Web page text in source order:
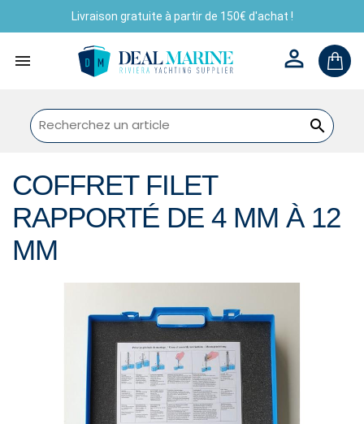
Livraison gratuite à partir de 150€ d'achat !
 

COFFRET FILET
RAPPORTÉ DE 4 MM À 12
MM